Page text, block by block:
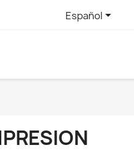
Español